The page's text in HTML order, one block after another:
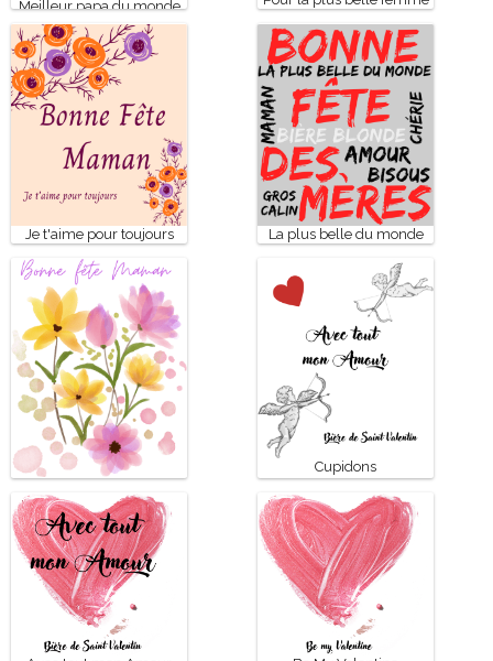
Meilleur papa du monde
de ma vie
Je t'aime pour toujours La plus belle du monde
Bonne fête Maman
Cupidons